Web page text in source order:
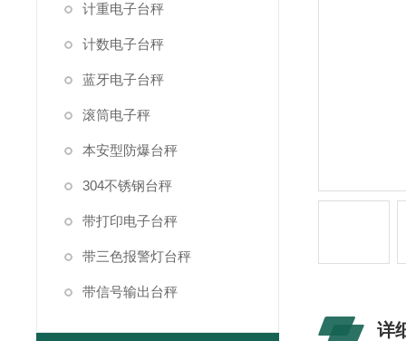
计重电子台秤
计数电子台秤
蓝牙电子台秤
滚筒电子秤
本安型防爆台秤
304不锈钢台秤
带打印电子台秤
带三色报警灯台秤
带信号输出台秤
详